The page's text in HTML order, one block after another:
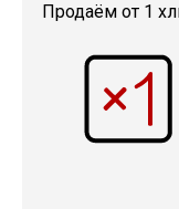
Полоса
Сетка
Продаём от 1